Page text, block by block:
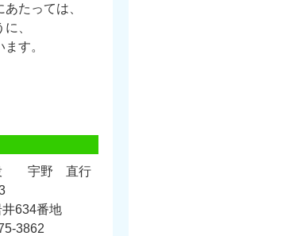
たっては、
、
す。
宇野 直行
634番地
3862